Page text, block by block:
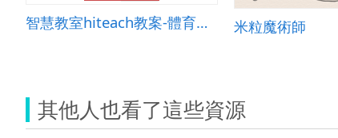
智慧教室hiteach教案-體育課使用hiteach來進行分隊選秀活動 米粒魔術師
其他人也看了這些資源